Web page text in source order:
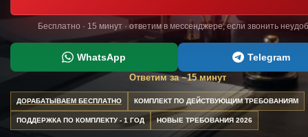
Бесплатно · 15 минут · ответим в мессенджере, если звонить
WhatsApp Telegram
Ответим за ~15 минут
ДОРАБАТЫВАЕМ БЕСПЛАТНО КОМПЛЕКТ ПО ДЕЙСТВУЮЩИМ ТРЕБОВАНИЯМ
ПОДДЕРЖКА ПО КОМПЛЕКТУ - 1 ГОД НОВЫЕ ТРЕБОВАНИЯ 2026